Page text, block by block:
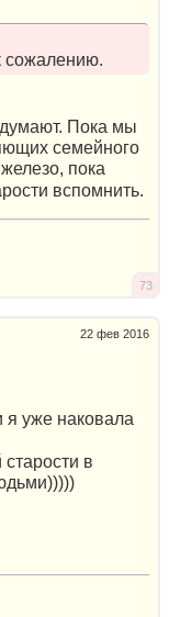
сожалению.
Пока мы
семейного
пока
вспомнить.
73
22 фев 2016
я уже наковала
старости в